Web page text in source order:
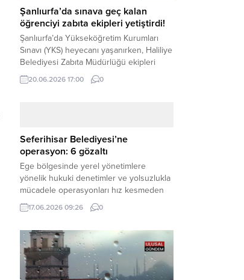
Şanlıurfa’da sınava geç kalan
öğrenciyi zabıta ekipleri yetiştirdi!
Şanlıurfa’da Yükseköğretim Kurumları
Sınavı (YKS) heyecanı yaşanırken, Haliliye
Belediyesi Zabıta Müdürlüğü ekipleri
geleceğini belirleyecek sınava geç kalma
tehlikesiyle karşı karşıya kalan bir
yolunu tutan binlerce aday arasında,
sınav yerine zamanında ulaşamayan bir
öğrenci büyük bir panik yaşadı....
20.06.2026 17:00 0
Seferihisar Belediyesi’ne
operasyon: 6 gözaltı
Ege bölgesinde yerel yönetimlere
yönelik hukuki denetimler ve yolsuzlukla
mücadele operasyonları hız kesmeden
devam ediyor. İzmir’in turistik ilçelerinden
Seferihisar Belediyesi, sabah saatlerinde
operasyonuyla sarsıldı. Haber Merkezi –
İzmir Cumhuriyet Başsavcılığı
koordinesinde yürütülen geniş kapsamlı
yolsuzluk ve mali suçlar soruşturması
17.06.2026 09:26 0